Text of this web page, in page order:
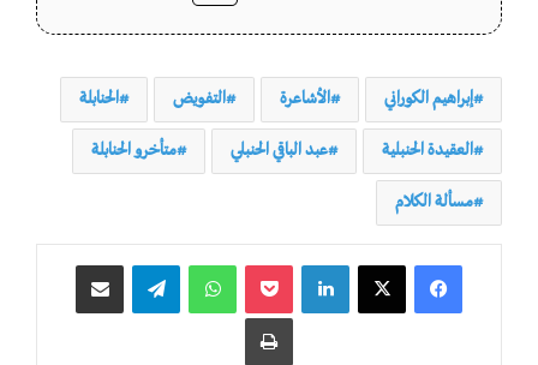
إبراهيم الكوراني الأشاعرة التفويض الحنابلة
العقيدة الحنبلية عبد الباقي الحنبلي متأخرو الحنابلة
مسألة الكلام
واتساب